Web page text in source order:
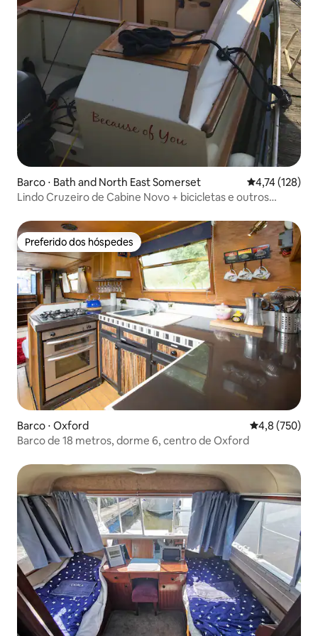
Barco ⋅ Bath and North East Somerset 4,74 de uma
4,74 (128)
Lindo Cruzeiro de Cabine Novo + bicicletas e outros
Preferido dos hóspedes
Preferido dos hóspedes
Barco ⋅ Oxford 4,8 de uma
4,8 (750)
Barco de 18 metros, dorme 6, centro de Oxford